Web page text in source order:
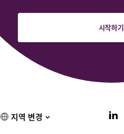
시작하기
지역 변경